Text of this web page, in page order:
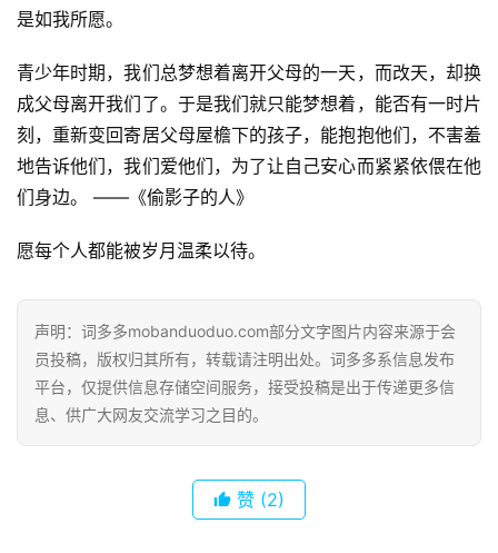
好
好
是如我所愿。
青少年时期，我们总梦想着离开父母的一天，而改天，却换
成父母离开我们了。于是我们就只能梦想着，能否有一时片
刻，重新变回寄居父母屋檐下的孩子，能抱抱他们，不害羞
地告诉他们，我们爱他们，为了让自己安心而紧紧依偎在他
们身边。 ——《偷影子的人》
愿每个人都能被岁月温柔以待。
声明：词多多mobanduoduo.com部分文字图片内容来源于会
员投稿，版权归其所有，转载请注明出处。词多多系信息发布
平台，仅提供信息存储空间服务，接受投稿是出于传递更多信
息、供广大网友交流学习之目的。
赞 (2)